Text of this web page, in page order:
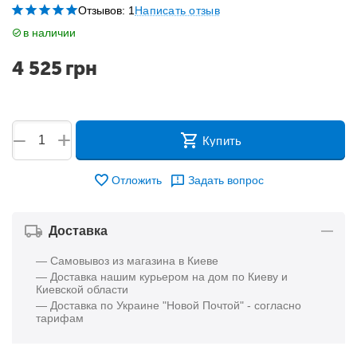
Отзывов: 1 Написать отзыв
в наличии
4 525 грн
+
− Купить
Отложить Задать вопрос
Доставка
— Самовывоз из магазина в Киеве
— Доставка нашим курьером на дом по Киеву и
Киевской области
— Доставка по Украине "Новой Почтой" - согласно
тарифам